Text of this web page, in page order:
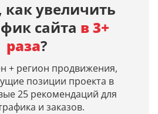
Midjourney,
Dall-
E 3,
AI.
Просто
введите
описание
дату
дату
кэша
страницы
как увеличить
сайта в 3+
раза?
+ регион продвижения,
позиции проекта в
25 рекомендаций для
и заказов.